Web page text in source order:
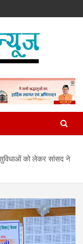
को लेकर सांसद ने